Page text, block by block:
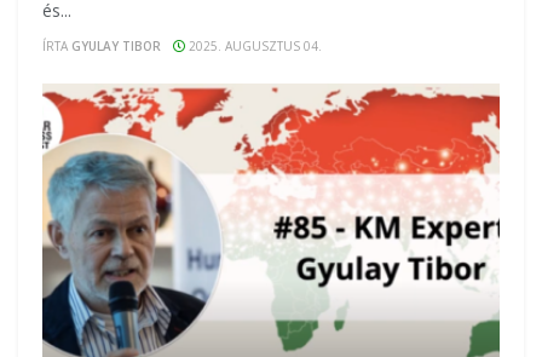
és...
ÍRTA GYULAY TIBOR 2025. AUGUSZTUS 04.